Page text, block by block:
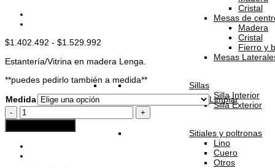
Cristal
Mesas de
Madera
Cristal
Fierro y
Mesas
Sillas
Silla Interior
Silla Exterior
Sitiales y poltronas
Lino
Cuero
Otros
$1.402.492 - $1.529.992
precios:
$1.402.492
Estantería/Vitrina en madera Lenga.
**puedes pedirlo también a medida**
Medida
Limpiar
Bar/Vitrina
Vilcún
0C